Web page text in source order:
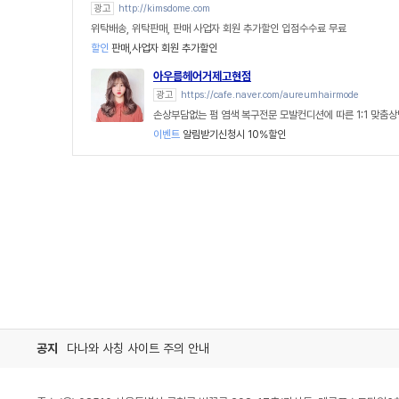
광고 http://kimsdome.com
위탁배송, 위탁판매, 판매 사업자 회원 추가할인 입점수수료 무료
할인 판매,사업자 회원 추가할인
아우름헤어거제고현점
광고 https://cafe.naver.com/aureumhairmode
손상부담없는 펌 염색 복구전문 모발컨디션에 따른 1:1 맞춤
이벤트 알림받기신청시 10%할인
공지 다나와 사칭 사이트 주의 안내